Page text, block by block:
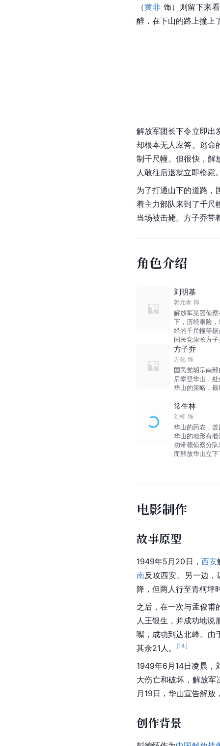
（黄非 饰）则留下来
醉，在下山的路上撞上
解放军团长下令立即出
却根本无人应答。逃命
制千尺幢。但很快，解
人敢往后退就立即枪毙
为了打通山下的道路，
着主力部队来到了千尺
当场被击毙。方子乔带
角色介绍
刘明基
郭允泰 饰
解放军某团侦
下，历经艰险
经的千尺幢等
国民党旅长方
方子乔
方化 饰
国民党胡宗南
后攀登华山，
华山的策略，
常生林
刘柳 饰
华山的药农，
华山的地形有
功带领侦察分
而解放华山立
电影制作
故事原型
1949年5月20日， 西安
南反攻西安。另一边
降，但两人行至青柯坪
之后，在一次与孟俊甫
人王银生，并成功地说
嘴，成功到达北峰。由
其余21人。
[14]
1949年6月14日凌晨，
大伤亡和破坏，解放军
月19日， 华山宣告解放
创作背景